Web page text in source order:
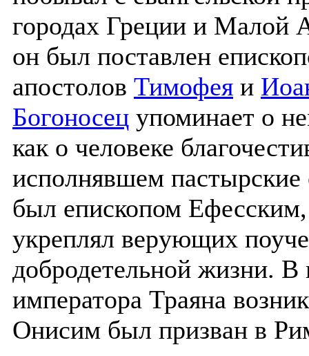
городах Греции и Малой
он был поставлен
апостолов Тимофея и
Богоносец упоминает о
как о человеке
исполнявшем пастырские
был епископом
укреплял верующих
добродетельной жизни. В
императора Траяна
Онисим был призван в